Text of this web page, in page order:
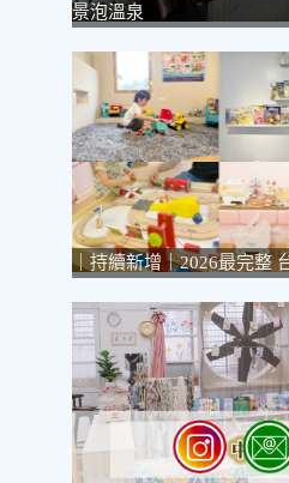
景泡溫泉
｜持續新增｜2026最完整